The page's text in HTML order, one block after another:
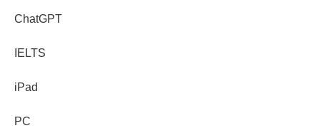
ChatGPT
IELTS
iPad
PC